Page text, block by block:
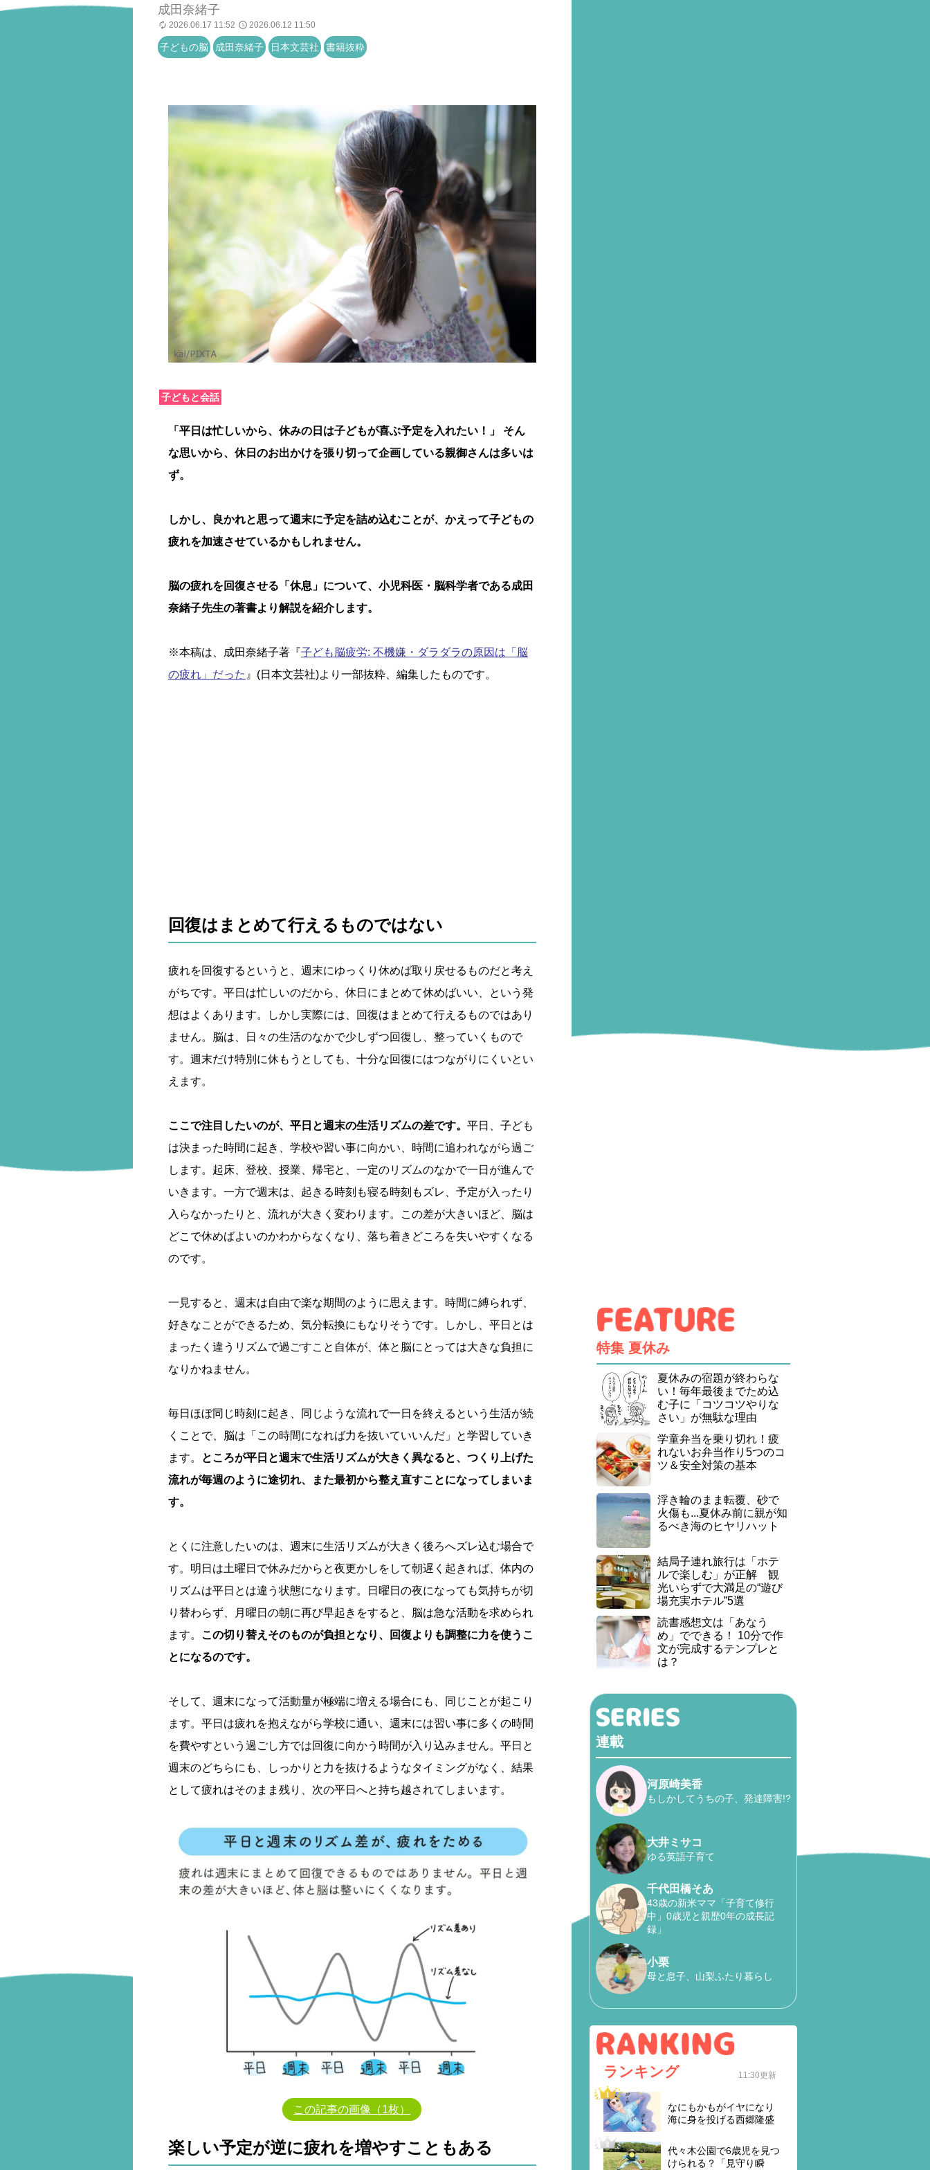
成田奈緒子
2026.06.17 11:52 2026.06.12 11:50
子どもの脳 成田奈緒子 日本文芸社 書籍抜粋
子どもと会話
「平日は忙しいから、休みの日は子どもが喜ぶ予定を入れたい！」 そん
な思いから、休日のお出かけを張り切って企画している親御さんは多いは
ず。
しかし、良かれと思って週末に予定を詰め込むことが、かえって子どもの
疲れを加速させているかもしれません。
脳の疲れを回復させる「休息」について、小児科医・脳科学者である成田
奈緒子先生の著書より解説を紹介します。
※本稿は、成田奈緒子著『子ども脳疲労: 不機嫌・ダラダラの原因は「脳
の疲れ」だった 』(日本文芸社)より一部抜粋、編集したものです。
回復はまとめて行えるものではない
疲れを回復するというと、週末にゆっくり休めば取り戻せるものだと考え
がちです。平日は忙しいのだから、休日にまとめて休めばいい、という発
想はよくあります。しかし実際には、回復はまとめて行えるものではあり
ません。脳は、日々の生活のなかで少しずつ回復し、整っていくもので
す。週末だけ特別に休もうとしても、十分な回復にはつながりにくいとい
えます。
ここで注目したいのが、平日と週末の生活リズムの差です。 平日、子ども
は決まった時間に起き、学校や習い事に向かい、時間に追われながら過ご
します。起床、登校、授業、帰宅と、一定のリズムのなかで一日が進んで
いきます。一方で週末は、起きる時刻も寝る時刻もズレ、予定が入ったり
入らなかったりと、流れが大きく変わります。この差が大きいほど、脳は
どこで休めばよいのかわからなくなり、落ち着きどころを失いやすくなる
のです。
一見すると、週末は自由で楽な期間のように思えます。時間に縛られず、
好きなことができるため、気分転換にもなりそうです。しかし、平日とは
まったく違うリズムで過ごすこと自体が、体と脳にとっては大きな負担に
なりかねません。
毎日ほぼ同じ時刻に起き、同じような流れで一日を終えるという生活が続
くことで、脳は「この時間になれば力を抜いていいんだ」と学習していき
ます。
ところが平日と週末で生活リズムが大きく異なると、つくり上げた
流れが毎週のように途切れ、また最初から整え直すことになってしまいま
す。
とくに注意したいのは、週末に生活リズムが大きく後ろへズレ込む場合で
す。明日は土曜日で休みだからと夜更かしをして朝遅く起きれば、体内の
リズムは平日とは違う状態になります。日曜日の夜になっても気持ちが切
り替わらず、月曜日の朝に再び早起きをすると、脳は急な活動を求められ
ます。 この切り替えそのものが負担となり、回復よりも調整に力を使うこ
とになるのです。
そして、週末になって活動量が極端に増える場合にも、同じことが起こり
ます。平日は疲れを抱えながら学校に通い、週末には習い事に多くの時間
を費やすという過ごし方では回復に向かう時間が入り込みません。平日と
週末のどちらにも、しっかりと力を抜けるようなタイミングがなく、結果
として疲れはそのまま残り、次の平日へと持ち越されてしまいます。
この記事の画像（1枚）
楽しい予定が逆に疲れを増やすこともある
特集 夏休み
夏休みの宿題が終わらな
い！毎年最後までため込
む子に「コツコツやりな
さい」が無駄な理由
学童弁当を乗り切れ！疲
れないお弁当作り5つのコ
ツ＆安全対策の基本
浮き輪のまま転覆、砂で
火傷も...夏休み前に親が知
るべき海のヒヤリハット
結局子連れ旅行は「ホテ
ルで楽しむ」が正解 観
光いらずで大満足の“遊び
場充実ホテル”5選
読書感想文は「あなう
め」でできる！ 10分で作
文が完成するテンプレと
は？
連載
河原崎美香
もしかしてうちの子、発達障害!?
大井ミサコ
ゆる英語子育て
千代田橋そあ
43歳の新米ママ「子育て修行
中」0歳児と親歴0年の成長記
録」
小栗
母と息子、山梨ふたり暮らし
ランキング 11:30更新
なにもかもがイヤになり
海に身を投げる西郷隆盛
代々木公園で6歳児を見つ
けられる？「見守り瞬